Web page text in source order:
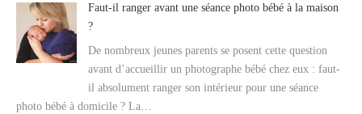
Faut-il ranger avant une séance photo bébé à la maison
?
De nombreux jeunes parents se posent cette question
avant d’accueillir un photographe bébé chez eux : faut-
il absolument ranger son intérieur pour une séance
photo bébé à domicile ? La…